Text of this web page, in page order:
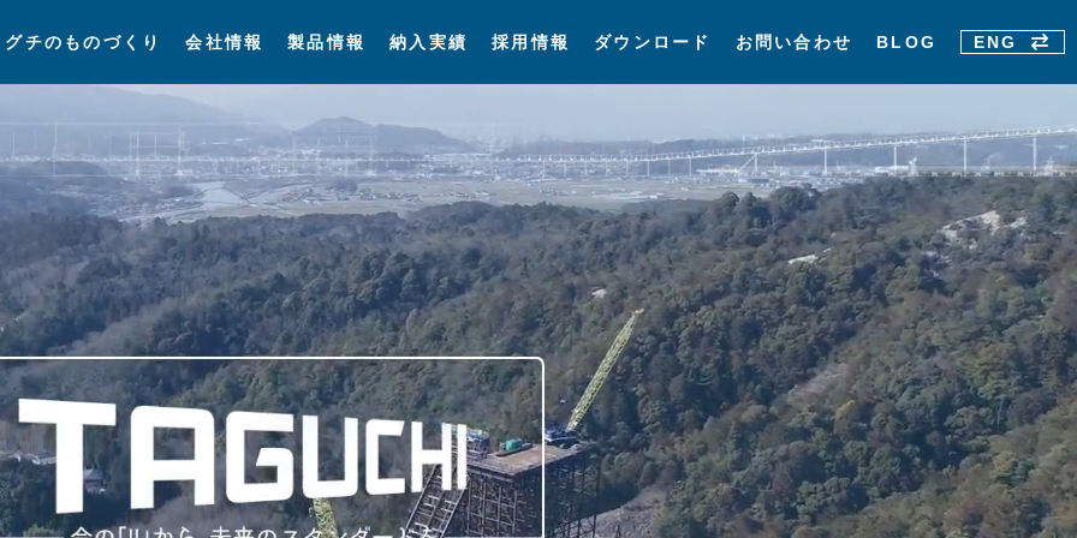
グチのものづくり 会社情報 製品情報 納入実績 採用情報 ダウンロード お問い合わせ BLOG ENG